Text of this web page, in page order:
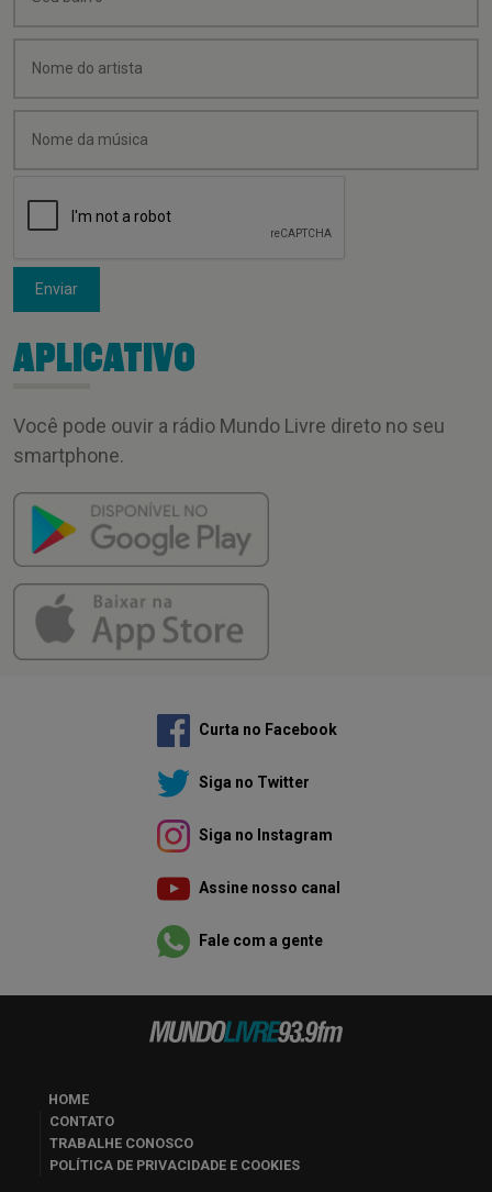
Enviar
APLICATIVO
Você pode ouvir a rádio Mundo Livre direto no seu
smartphone.
Curta no Facebook
Siga no Twitter
Siga no Instagram
Assine nosso canal
Fale com a gente
HOME
CONTATO
TRABALHE CONOSCO
POLÍTICA DE PRIVACIDADE E COOKIES